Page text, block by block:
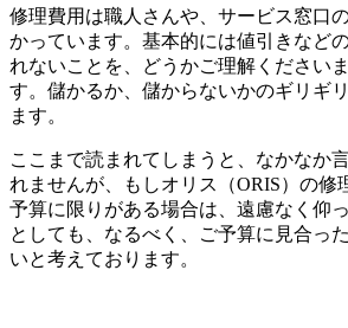
修理費用は職人さんや、サービス窓口
かっています。基本的には値引きなど
れないことを、どうかご理解ください
す。儲かるか、儲からないかのギリギ
ます。
ここまで読まれてしまうと、なかなか
れませんが、もしオリス（ORIS）の修
予算に限りがある場合は、遠慮なく仰
としても、なるべく、ご予算に見合っ
いと考えております。